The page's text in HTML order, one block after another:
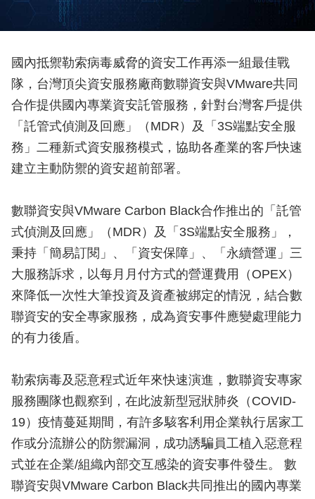
國內抵禦勒索病毒威脅的資安工作再添一組最佳戰
隊，台灣頂尖資安服務廠商數聯資安與VMware共同
合作提供國內專業資安託管服務，針對台灣客戶提供
「託管式偵測及回應」（MDR）及「3S端點安全服
務」二種新式資安服務模式，協助各產業的客戶快速
建立主動防禦的資安超前部署。
數聯資安與VMware Carbon Black合作推出的「託管
式偵測及回應」（MDR）及「3S端點安全服務」，
秉持「簡易訂閱」、「資安保障」、「永續營運」三
大服務訴求，以每月月付方式的營運費用（OPEX）
來降低一次性大筆投資及資產被綁定的情況，結合數
聯資安的安全專家服務，成為資安事件應變處理能力
的有力後盾。
勒索病毒及惡意程式近年來快速演進，數聯資安專家
服務團隊也觀察到，在此波新型冠狀肺炎（COVID-
19）疫情蔓延期間，有許多駭客利用企業執行居家工
作或分流辦公的防禦漏洞，成功誘騙員工植入惡意程
式並在企業/組織內部交互感染的資安事件發生。 數
聯資安與VMware Carbon Black共同推出的國內專業